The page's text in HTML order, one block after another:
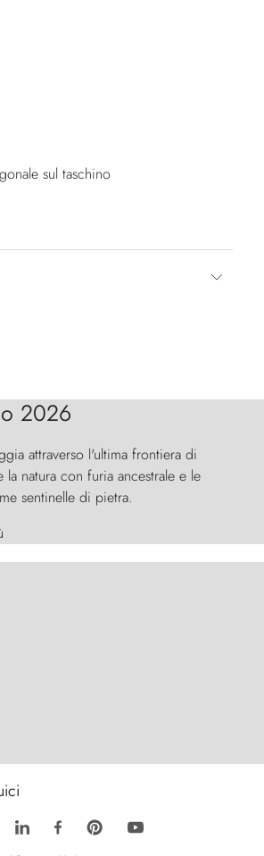
sul taschino
2026
attraverso l'ultima frontiera di
natura con furia ancestrale e le
sentinelle di pietra.